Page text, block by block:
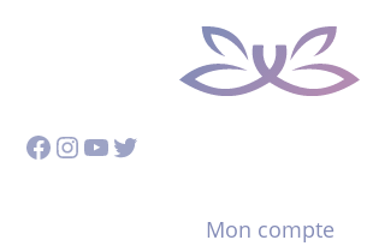
Facebook
Instagram
YouTube
Twitter
Mon compte